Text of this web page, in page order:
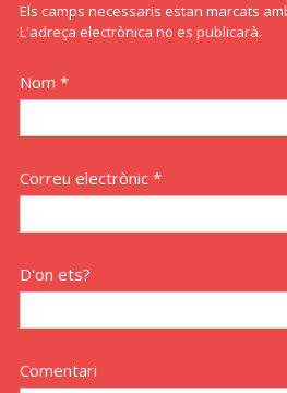
Els camps necessaris estan marcats
L'adreça electrònica no es publicarà.
Nom *
Correu electrònic *
D'on ets?
Comentari